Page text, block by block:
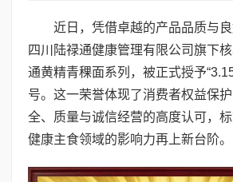
近日，凭借卓越的产品品质与良
四川陆禄通健康管理有限公司旗下
通黄精青稞面系列，被正式授予
号。这一荣誉体现了消费者权益保
全、质量与诚信经营的高度认可，
健康主食领域的影响力再上新台阶。